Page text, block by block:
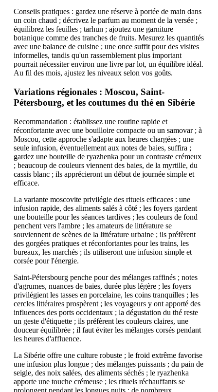
Conseils pratiques : gardez une réserve à portée de main dans
un coin chaud ; décrivez le parfum au moment de la versée ;
équilibrez les feuilles ; tarhun ; ajoutez une garniture
botanique comme des tranches de fruits. Mesurez les quantités
avec une balance de cuisine ; une once suffit pour des visites
informelles, tandis qu'un rassemblement plus important
pourrait nécessiter environ une livre par lot, un équilibre idéal.
Au fil des mois, ajustez les niveaux selon vos goûts.
Variations régionales : Moscou, Saint-
Pétersbourg, et les coutumes du thé en Sibérie
Recommandation : établissez une routine rapide et
réconfortante avec une bouilloire compacte ou un samovar ; à
Moscou, cette approche s'adapte aux heures chargées ; une
seule infusion, éventuellement aux notes de baies, suffira ;
gardez une bouteille de ryazhenka pour un contraste crémeux
; beaucoup de couleurs viennent des baies, de la myrtille, du
cassis blanc ; ils apprécieront un début de journée simple et
efficace.
La variante moscovite privilégie des rituels efficaces : une
infusion rapide, des aliments salés à côté ; les foyers gardent
une bouteille pour les séances tardives ; les couleurs de fond
penchent vers l'ambre ; les amateurs de littérature se
souviennent de scènes de la littérature urbaine ; ils préfèrent
des gorgées pratiques et réconfortantes pour les trains, les
bureaux, les marchés ; ils utiliseront une infusion simple et
corsée pour l'énergie.
Saint-Pétersbourg penche pour des mélanges raffinés ; notes
d'agrumes, nuances de baies, durée plus légère ; les foyers
privilégient les tasses en porcelaine, les coins tranquilles ; les
cercles littéraires prospèrent ; les voyageurs y ont apporté des
influences des ports occidentaux ; la dégustation du thé reste
un geste d'étiquette ; ils préfèrent les couleurs claires, une
douceur équilibrée ; il faut éviter les mélanges corsés pendant
les heures d'affluence.
La Sibérie offre une culture robuste ; le froid extrême favorise
une infusion plus longue ; des mélanges puissants ; du pain de
seigle, des noix salées, des aliments séchés ; le ryazhenka
apporte une touche crémeuse ; les rituels réchauffants se
prolongent pendant les longues nuits ; de nombreux